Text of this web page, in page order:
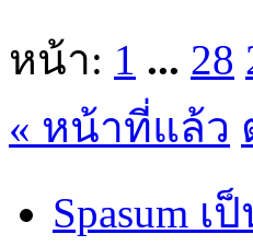
หน้า: 1 ... 28
« หน้าที่แล้ว
Spasum